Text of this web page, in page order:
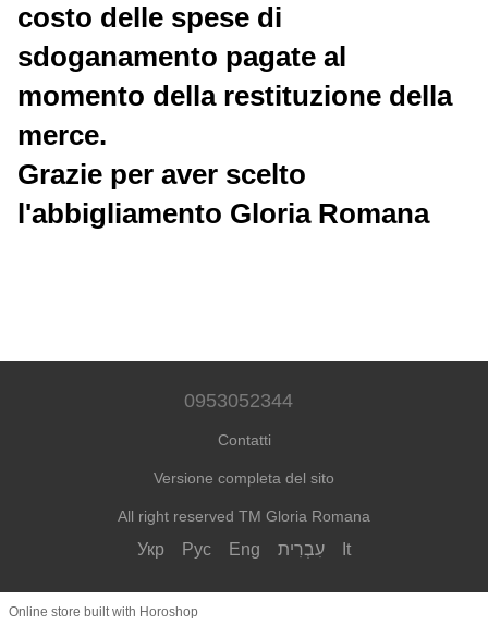
costo delle spese di
sdoganamento pagate al
momento della restituzione della
merce.
Grazie per aver scelto
l'abbigliamento Gloria Romana
0953052344
Contatti
Versione completa del sito
All right reserved TM Gloria Romana
Укр Рус Eng עִבְרִית It
Online store built with Horoshop